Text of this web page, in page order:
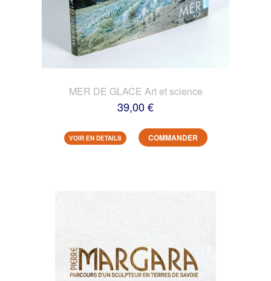
MER DE GLACE Art et science
39,00 €
VOIR EN DETAILS COMMANDER